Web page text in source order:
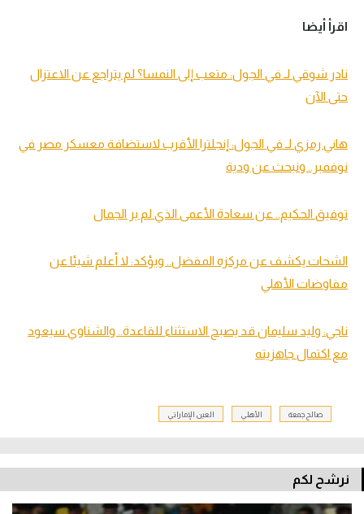
اقرأ أيضا
نادر شوقي لـ في الجول: متعب إلى النمسا؟ لم يتراجع عن الاعتزال
حتى الآن
هاني رمزي لـ في الجول: إنجلترا الأقرب لاستضافة معسكر مصر في
نوفمبر.. ونبحث عن ودية
توفيق الحكيم.. عن سعادة الأعمى الذي لم ير الجمال
الشحات يكشف عن مركزه المفضل.. ويؤكد: لا أعلم شيئا عن
مفاوضات الأهلي
ناجي: وليد سليمان قد يصبح الاستثناء للقاعدة.. والشناوي سيعود
مع اكتمال جاهزيته
صالح جمعة الأهلي العين الإماراتي
نرشح لكم